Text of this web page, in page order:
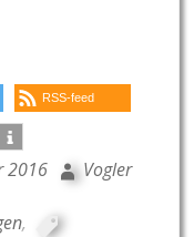
RSS-feed
2016 Vogler
,